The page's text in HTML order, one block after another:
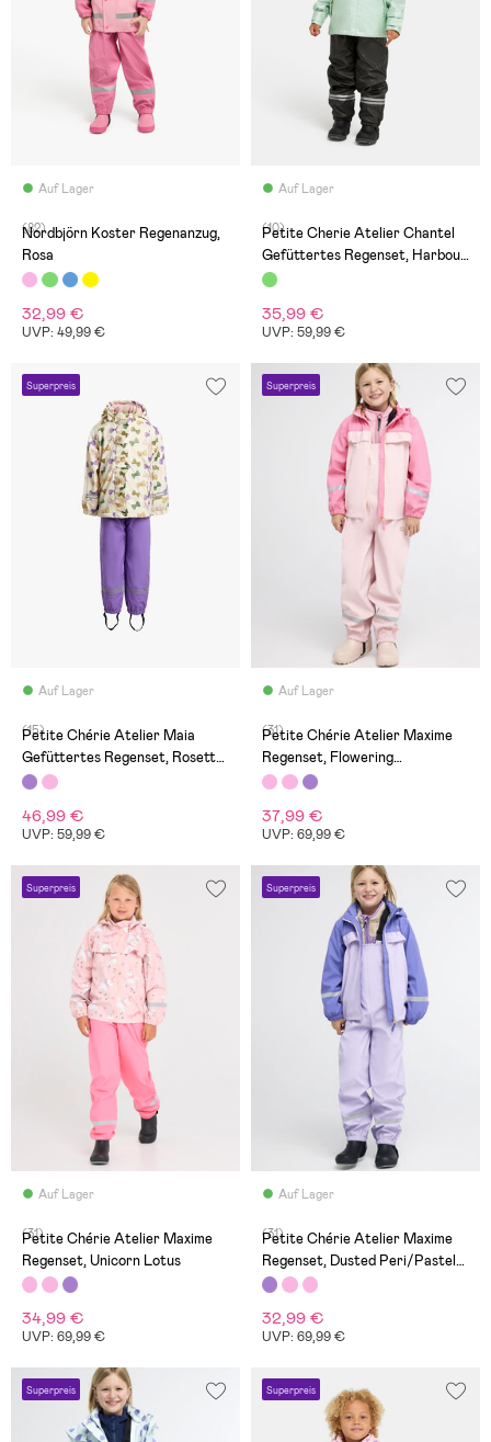
Auf Lager
(82)
Nordbjörn Koster Regenanzug,
Rosa
32,99 €
UVP: 49,99 €
Auf Lager
(10)
Petite Cherie Atelier Chantel
Gefüttertes Regenset, Harbour
Grey
35,99 €
UVP: 59,99 €
Superpreis
Auf Lager
(15)
Petite Chérie Atelier Maia
Gefüttertes Regenset, Rosette
Minuet Egret
46,99 €
UVP: 59,99 €
Superpreis
Auf Lager
(31)
Petite Chérie Atelier Maxime
Regenset, Flowering
Ginger/Lotus
37,99 €
UVP: 69,99 €
Superpreis
Auf Lager
(31)
Petite Chérie Atelier Maxime
Regenset, Unicorn Lotus
34,99 €
UVP: 69,99 €
Superpreis
Auf Lager
(31)
Petite Chérie Atelier Maxime
Regenset, Dusted Peri/Pastel
Lilac
32,99 €
UVP: 69,99 €
Superpreis Superpreis